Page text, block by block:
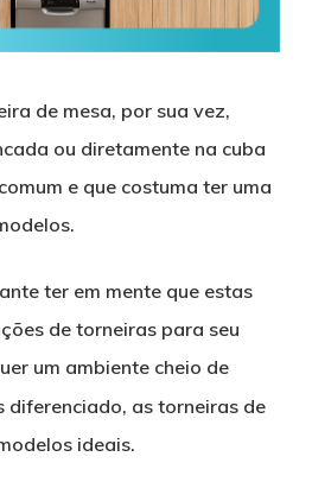
de mesa, por sua vez,
ou diretamente na cuba
e que costuma ter uma
ter em mente que estas
de torneiras para seu
um ambiente cheio de
diferenciado, as torneiras de
ideais.